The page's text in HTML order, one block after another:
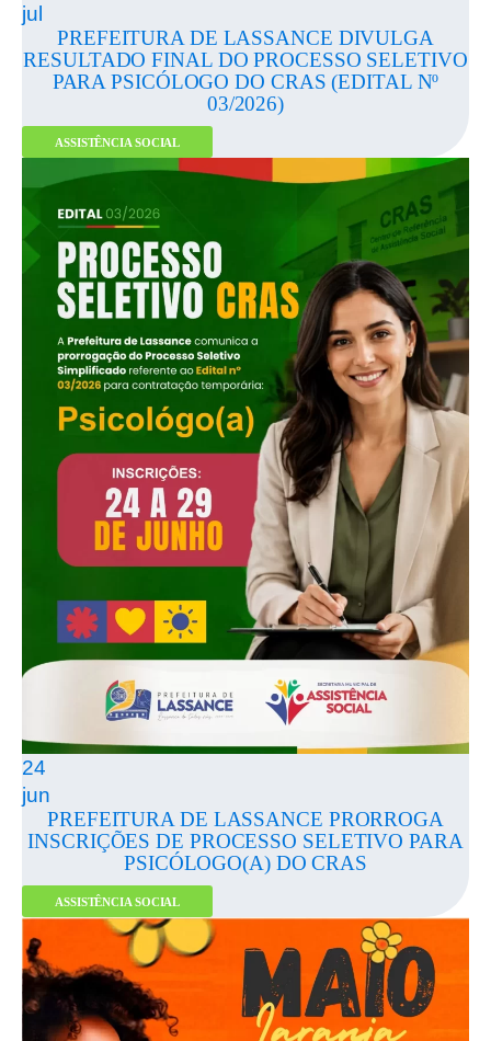
jul
PREFEITURA DE LASSANCE DIVULGA
RESULTADO FINAL DO PROCESSO SELETIVO
PARA PSICÓLOGO DO CRAS (EDITAL Nº
03/2026)
ASSISTÊNCIA SOCIAL
24
jun
PREFEITURA DE LASSANCE PRORROGA
INSCRIÇÕES DE PROCESSO SELETIVO PARA
PSICÓLOGO(A) DO CRAS
ASSISTÊNCIA SOCIAL